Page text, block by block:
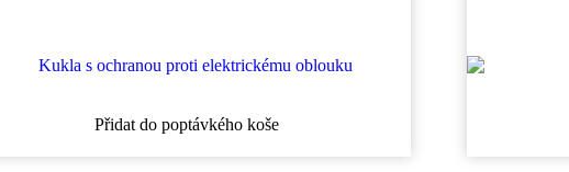
Přidat do poptávkého koše